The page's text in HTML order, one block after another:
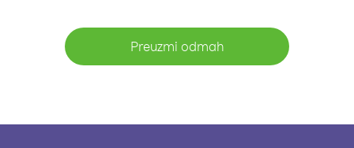
Preuzmi odmah